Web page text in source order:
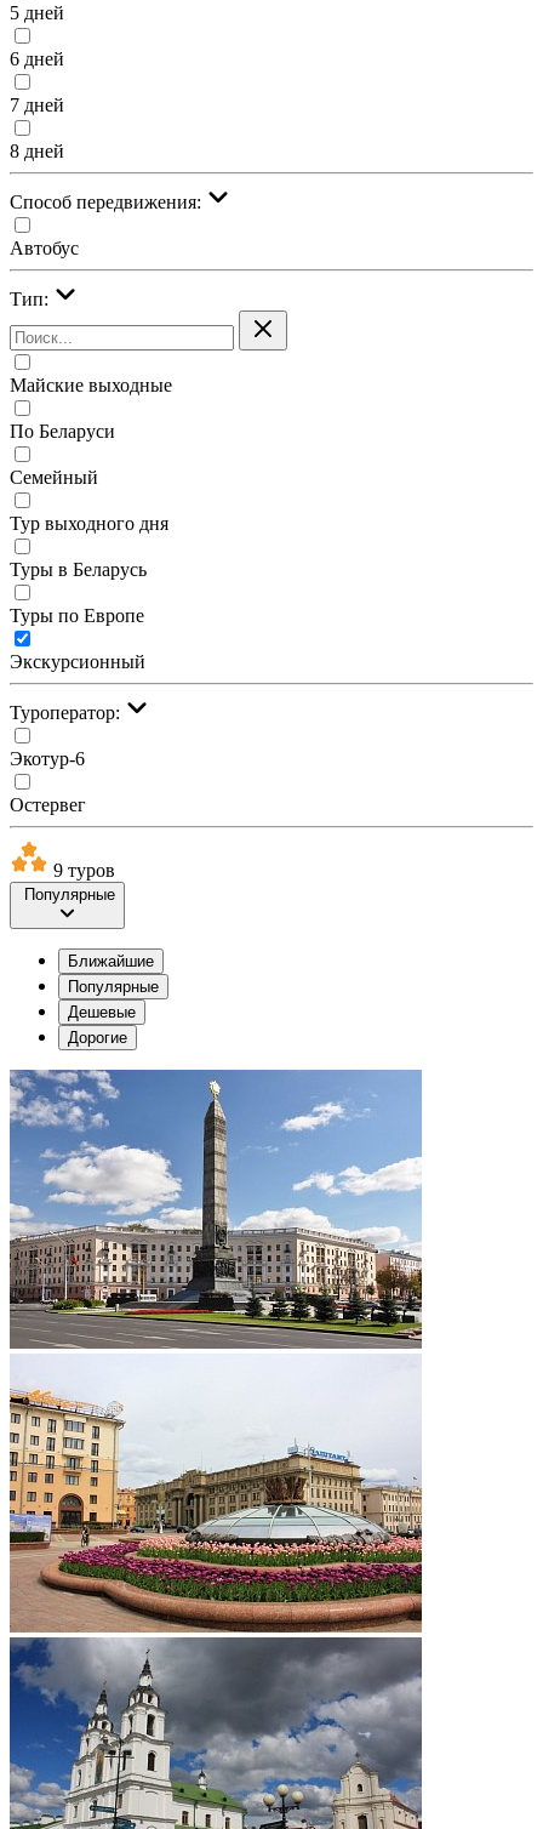
5 дней
6 дней
7 дней
8 дней
Cпособ передвижения:
Автобус
Тип:
Майские выходные
По Беларуси
Семейный
Тур выходного дня
Туры в Беларусь
Туры по Европе
Экскурсионный
Туроператор:
Экотур-6
Остервег
9 туров
Популярные
Ближайшие
Популярные
Дешевые
Дорогие